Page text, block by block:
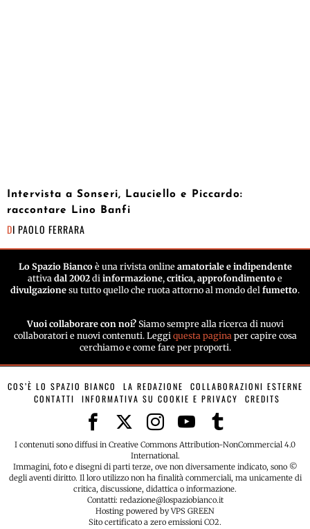
Intervista a Sonseri, Lauciello e Piccardo:
raccontare Lino Banfi
DI PAOLO FERRARA
Lo Spazio Biancoè una rivista online amatoriale e indipendente
attiva dal 2002 di informazione, critica, approfondimento e
divulgazione su tutto quello che ruota attorno al mondo del fumetto.
Vuoi collaborare con noi? Siamo sempre alla ricerca di nuovi
collaboratori e nuovi contenuti. Leggi questa pagina per capire cosa
cerchiamo e come fare per proporti.
COS’È LO SPAZIO BIANCO LA REDAZIONE
COLLABORAZIONI ESTERNE
CONTATTI
INFORMATIVA SU COOKIE E PRIVACY CREDITS
I contenuti sono diffusi in Creative Commons Attribution-NonCommercial 4.0
International.
Immagini, foto e disegni di parti terze, ove non diversamente indicato, sono ©
degli aventi diritto. Il loro utilizzo non ha finalità commerciali, ma unicamente di
critica, discussione, didattica o informazione.
Contatti: redazione@lospaziobianco.it
Hosting powered by VPS GREEN
Sito certificato a zero emissioni CO2.